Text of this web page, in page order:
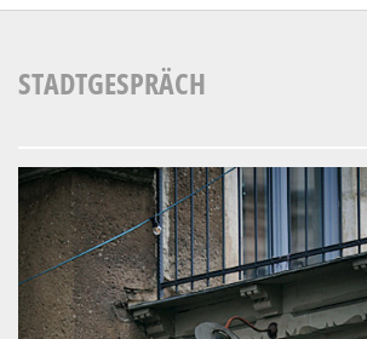
STADTGESPRÄCH